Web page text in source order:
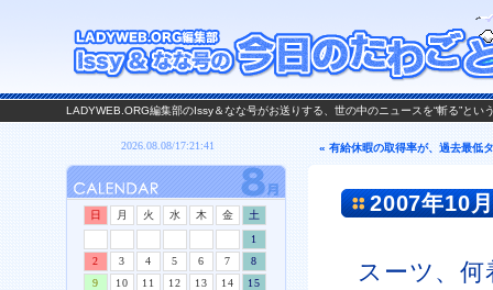
LADYWEB.ORG編集部のIssy＆なな号がお送りする、世の中のニュースを“斬る”と
« 有給休暇の取得率が、過去最低
2007年10
スーツ、
日 月 火 水 木 金
土
1
2
3 4 5 6 7
8
9
10 11 12 13 14
15